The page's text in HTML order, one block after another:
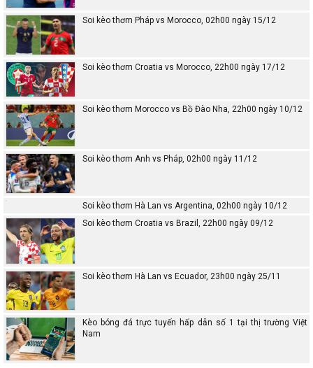
Soi kèo thơm Pháp vs Morocco, 02h00 ngày 15/12
Soi kèo thơm Croatia vs Morocco, 22h00 ngày 17/12
Soi kèo thơm Morocco vs Bồ Đào Nha, 22h00 ngày 10/12
Soi kèo thơm Anh vs Pháp, 02h00 ngày 11/12
Soi kèo thơm Hà Lan vs Argentina, 02h00 ngày 10/12
Soi kèo thơm Croatia vs Brazil, 22h00 ngày 09/12
Soi kèo thơm Hà Lan vs Ecuador, 23h00 ngày 25/11
Kèo bóng đá trực tuyến hấp dẫn số 1 tại thị trường Việt
Nam